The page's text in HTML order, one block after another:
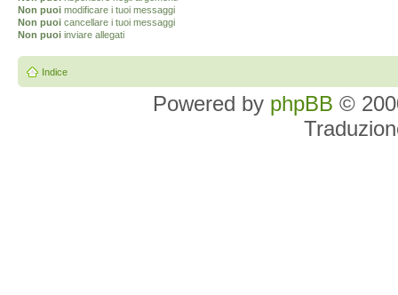
Non puoi modificare i tuoi messaggi
Non puoi cancellare i tuoi messaggi
Non puoi inviare allegati
Indice
Powered by phpBB ©